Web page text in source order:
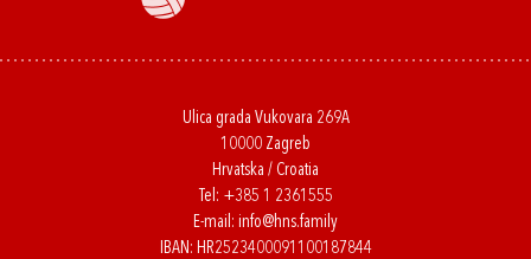
Ulica grada Vukovara 269A
10000 Zagreb
Hrvatska / Croatia
Tel: +385 1 2361555
E-mail: info@hns.family
IBAN: HR2523400091100187844